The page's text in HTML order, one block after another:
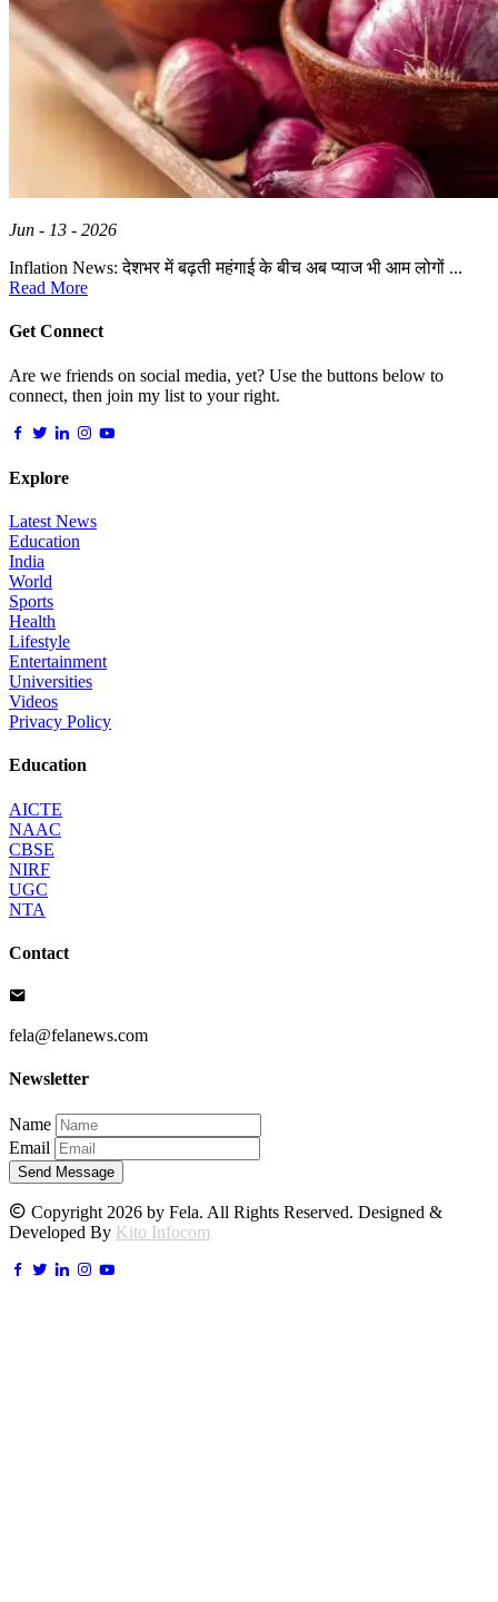
Jun - 13 - 2026
Inflation News: देशभर में बढ़ती महंगाई के बीच अब प्याज भी आम लोगों ...
Read More
Get Connect
Are we friends on social media, yet? Use the buttons below to
connect, then join my list to your right.
Explore
Latest News
Education
India
World
Sports
Health
Lifestyle
Entertainment
Universities
Videos
Privacy Policy
Education
AICTE
NAAC
CBSE
NIRF
UGC
NTA
Contact
fela@felanews.com
Newsletter
Name
Email
Send Message
Copyright 2026 by Fela. All Rights Reserved. Designed &
Developed By Kito Infocom